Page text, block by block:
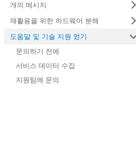
개의 메시지
재활용을 위한 하드웨어 분해
도움말 및 기술 지원 얻기
문의하기 전에
서비스 데이터 수집
지원팀에 문의